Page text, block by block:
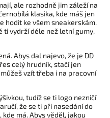
ale rozhodně jim záleží na
klasika, kde máš jen
hodit ke všem sneakerskám.
ti vydrží déle než letní gumy,
Abys dal najevo, že je DD
celý hrudník, stačí jen
vzít třeba i na pracovní
tudíž se ti logo nezničí
že se ti při nasedání do
má. Abys věděl, jakou